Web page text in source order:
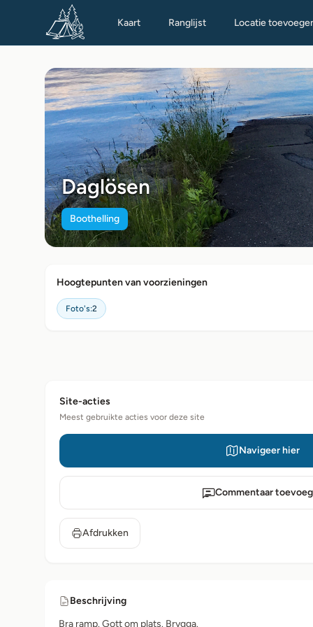
Kaart Ranglijst Locatie
Daglösen
Boothelling
Hoogtepunten van voorzieningen
Foto's:2
Site-acties
Meest gebruikte acties voor deze site
Navigeer hier
Commentaar
Afdrukken
Beschrijving
Bra ramp. Gott om plats. Brygga.